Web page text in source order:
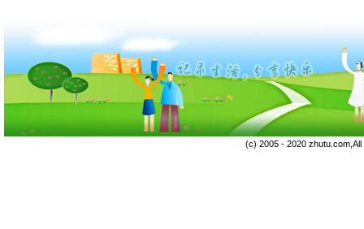
(c) 2005 - 2020